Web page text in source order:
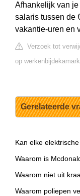
Afhankelijk van
salaris tussen de
vakantie-uren en
Verzoek tot
op
Gerelateerde
Kan elke
Waarom is
Waarom niet uit
Waarom poliepen